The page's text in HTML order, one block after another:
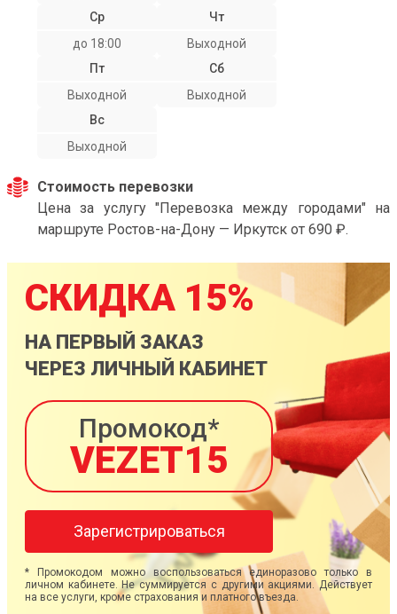
Ср
до 18:00
Чт
Выходной
Пт
Выходной
Сб
Выходной
Вс
Выходной
Стоимость перевозки
Цена за услугу "Перевозка между городами" на
маршруте Ростов-на-Дону — Иркутск от 690 ₽.
СКИДКА 15%
НА ПЕРВЫЙ ЗАКАЗ
ЧЕРЕЗ ЛИЧНЫЙ КАБИНЕТ
Промокод*
VEZET15
Зарегистрироваться
* Промокодом можно воспользоваться единоразово только в
личном кабинете. Не суммируется с другими акциями. Действует
на все услуги, кроме страхования и платного въезда.